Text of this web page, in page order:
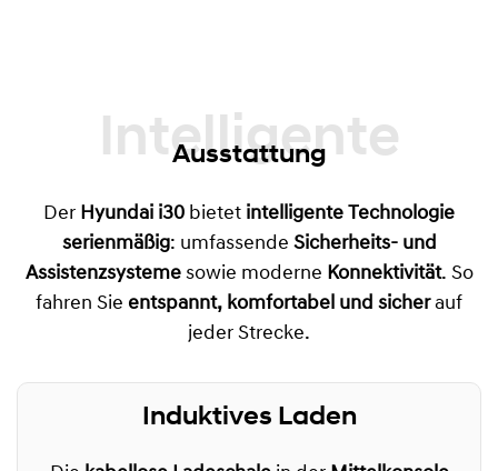
Intelligente
Ausstattung
Der Hyundai i30 bietet intelligente Technologie
serienmäßig: umfassende Sicherheits- und
Assistenzsystemesowie moderne Konnektivität. So
fahren Sie entspannt, komfortabel und sicherauf
jeder Strecke.
Induktives Laden